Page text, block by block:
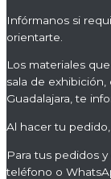
Infórmanos si
orientarte.
Los materiales
sala de
Guadalajara, te
Al hacer tu
Para tus pedidos
teléfono o